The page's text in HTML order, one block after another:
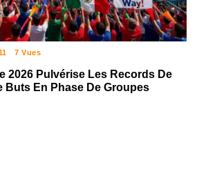
7 Vues
2026 Pulvérise Les Records De
Buts En Phase De Groupes